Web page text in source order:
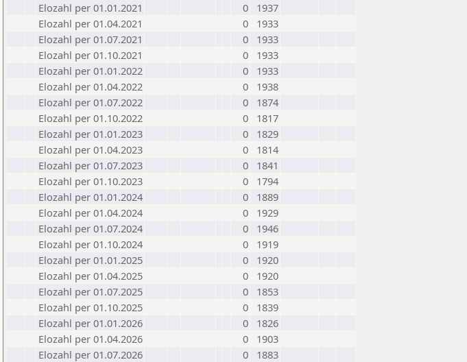
Elozahl per 01.01.2021
0
1937
Elozahl per 01.04.2021
0
1933
Elozahl per 01.07.2021
0
1933
Elozahl per 01.10.2021
0
1933
Elozahl per 01.01.2022
0
1933
Elozahl per 01.04.2022
0
1938
Elozahl per 01.07.2022
0
1874
Elozahl per 01.10.2022
0
1817
Elozahl per 01.01.2023
0
1829
Elozahl per 01.04.2023
0
1814
Elozahl per 01.07.2023
0
1841
Elozahl per 01.10.2023
0
1794
Elozahl per 01.01.2024
0
1889
Elozahl per 01.04.2024
0
1929
Elozahl per 01.07.2024
0
1946
Elozahl per 01.10.2024
0
1919
Elozahl per 01.01.2025
0
1920
Elozahl per 01.04.2025
0
1920
Elozahl per 01.07.2025
0
1853
Elozahl per 01.10.2025
0
1839
Elozahl per 01.01.2026
0
1826
Elozahl per 01.04.2026
0
1903
Elozahl per 01.07.2026
0 1883